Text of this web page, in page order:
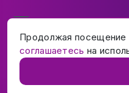
Продолжая посещение
соглашаетесь на